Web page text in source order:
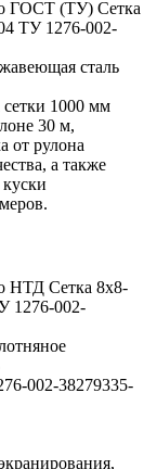
ГОСТ (ТУ) Сетка
ТУ 1276-002-
сталь
1000 мм
30 м,
от рулона
а также
НТД Сетка 8х8-
1276-002-
002-38279335-